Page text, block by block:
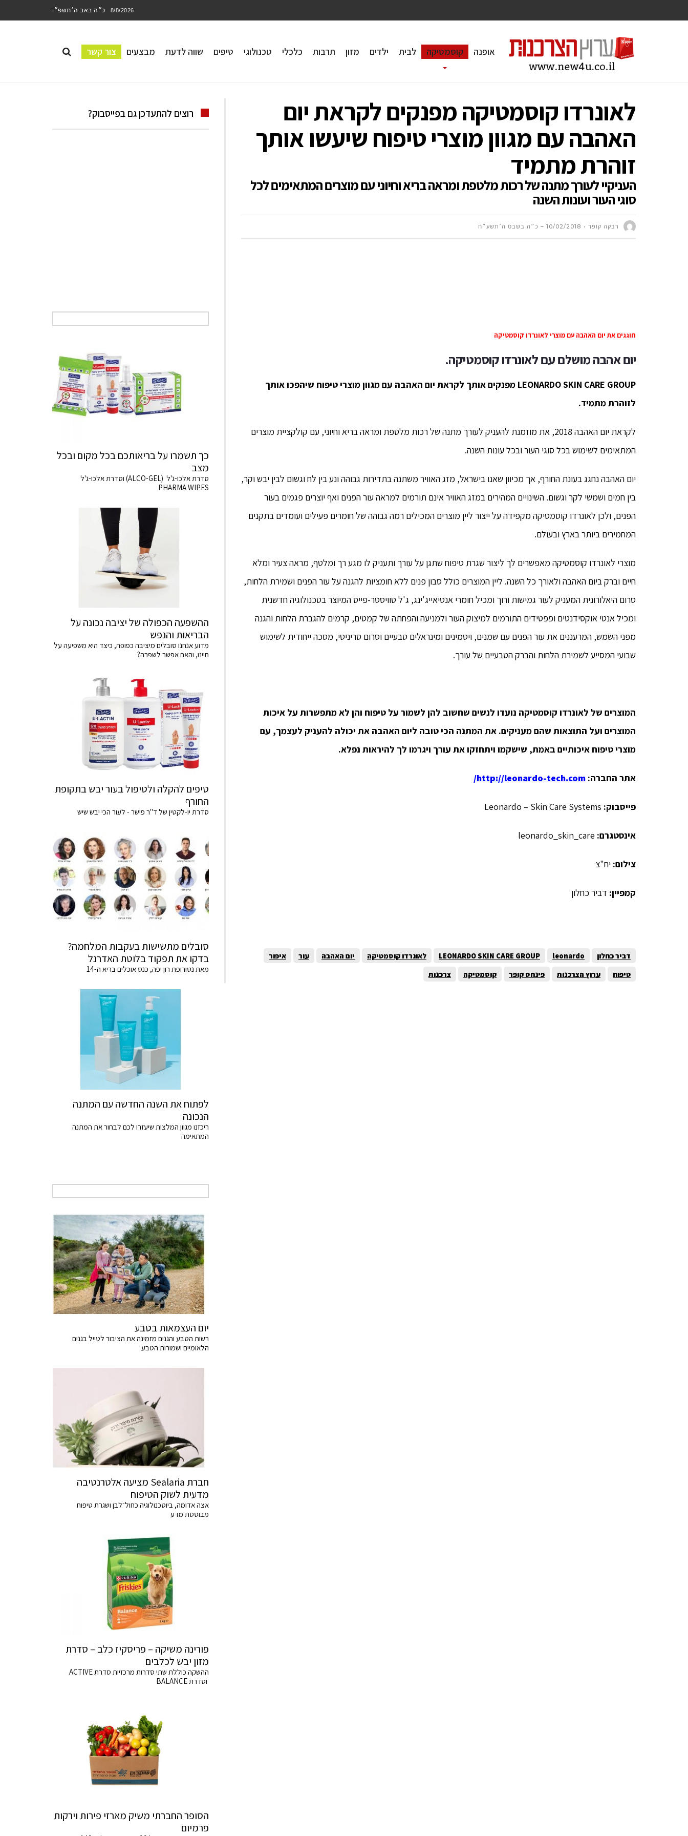
8/8/2026 כ״ה באב ה׳תשפ״ו
אופנה קוסמטיקה לבית ילדים מזון תרבות כלכלי טכנולוגי טיפים שווה לדעת מבצעים צור קשר
לאונרדו קוסמטיקה מפנקים לקראת יום
האהבה עם מגוון מוצרי טיפוח שיעשו אותך
זוהרת מתמיד
העניקיי לעורך מתנה של רכות מלטפת ומראה בריא וחיוני עם מוצרים המתאימים לכל
סוגי העור ועונות השנה
רבקה קופר 10/02/2018 – כ״ה בשבט ה׳תשע״ח
חוגגים את יום האהבה עם מוצרי לאונרדו קוסמטיקה
יום אהבה מושלם עם לאונרדו קוסמטיקה.
LEONARDO SKIN CARE GROUP מפנקים אותך לקראת יום האהבה עם מגוון מוצרי טיפוח שיהפכו אותך
לזוהרת מתמיד.
לקראת יום האהבה 2018, את מוזמנת להעניק לעורך מתנה של רכות מלטפת ומראה בריא וחיוני, עם קולקציית מוצרים
המתאימים לשימוש בכל סוגי העור ובכל עונות השנה.
יום האהבה נחגג בעונת החורף, אך מכיוון שאנו בישראל, מזג האוויר משתנה בתדירות גבוהה ונע בין לח וגשום לבין יבש וקר,
בין חמים ושמשי לקר וגשום. השינויים המהירים במזג האוויר אינם תורמים למראה עור הפנים ואף יוצרים פגמים בעור
הפנים, ולכן לאונרדו קוסמטיקה מקפידה על ייצור ליין מוצרים המכילים רמה גבוהה של חומרים פעילים ועומדים בתקנים
המחמירים ביותר בארץ ובעולם.
מוצרי לאונרדו קוסמטיקה מאפשרים לך ליצור שגרת טיפוח שתגן על עורך ותעניק לו מגע רך ומלטף, מראה צעיר ומלא
חיים וברק ביום האהבה ולאורך כל השנה. ליין המוצרים כולל סבון פנים ללא חומציות להגנה על עור הפנים ושמירת הלחות,
סרום היאלורונית המעניק לעור גמישות ורוך ומכיל חומרי אנטיאייג'ינג, ג'ל טוויסטר-פייס המיוצר בטכנולוגיה חדשנית
ומכיל אנטי אוקסידנטים ופפטידים התורמים למיצוק העור ולמניעה והפחתה של קמטים, קרמים להגברת הלחות והגנה
מפני השמש, המרעננים את עור הפנים עם שמנים, ויטמינים ומינראלים טבעיים וסרום סריניטי, מסכה ייחודית לשימוש
שבועי המסייע לשמירת הלחות והברק הטבעיים של עורך.
המוצרים של לאונרדו קוסמטיקה נועדו לנשים שחשוב להן לשמור על טיפוח והן לא מתפשרות על איכות
המוצרים ועל התוצאות שהם מעניקים. את המתנה הכי טובה ליום האהבה את יכולה להעניק לעצמך, עם
מוצרי טיפוח איכותיים באמת, שישקמו ויתחזקו את עורך ויגרמו לך להיראות נפלא.
אתר החברה: http://leonardo-tech.com/
פייסבוק:
אינסטגרם:
צילום: יח"צ
קמפיין: דביר כחלון
דביר כחלון LEONARDO SKIN CARE GROUP leonardo לאונרדו קוסמטיקה יום האהבה עור
איפור
טיפוח
ערוץ הצרכנות פינחס קופר קוסמטיקה צרכנות
רוצים להתעדכן גם בפייסבוק?
כך תשמרו על בריאותכם בכל מקום ובכל
מצב
סדרת אלכו-ג'ל (ALCO-GEL) וסדרת אלכו-ג'ל
PHARMA WIPES
ההשפעה הכפולה של יציבה נכונה על
הבריאות והנפש
מדוע אנחנו סובלים מיציבה כפופה, כיצד היא משפיעה על
חיינו, והאם אפשר לשפרה?
טיפים להקלה ולטיפול בעור יבש בתקופת
החורף
סדרת יו-לקטין של ד"ר פישר - לעור הכי יבש שיש
סובלים מתשישות בעקבות המלחמה?
בדקו את תפקוד בלוטת האדרנל
מאת נטורופת רון יפה, כנס אוכלים בריא ה-14
לפתוח את השנה החדשה עם המתנה
הנכונה
ריכזנו מגוון המלצות שיעזרו לכם לבחור את המתנה
המתאימה
יום העצמאות בטבע
רשות הטבע והגנים מזמינה את הציבור לטייל בגנים
הלאומיים ושמורות הטבע
חברת Sealaria מציעה אלטרנטיבה
מדעית לשוק הטיפוח
אצה אדומה, ביוטכנולוגיה כחול־לבן ושגרת טיפוח
מבוססת מדע
פורינה משיקה – פריסקיז כלב – סדרת
מזון יבש לכלבים
ההשקה כוללת שתי סדרות מרכזיות סדרת ACTIVE
וסדרת BALANCE
הסופר החברתי משיק מארזי פירות וירקות
פרמיום